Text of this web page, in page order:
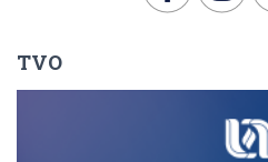
TVO